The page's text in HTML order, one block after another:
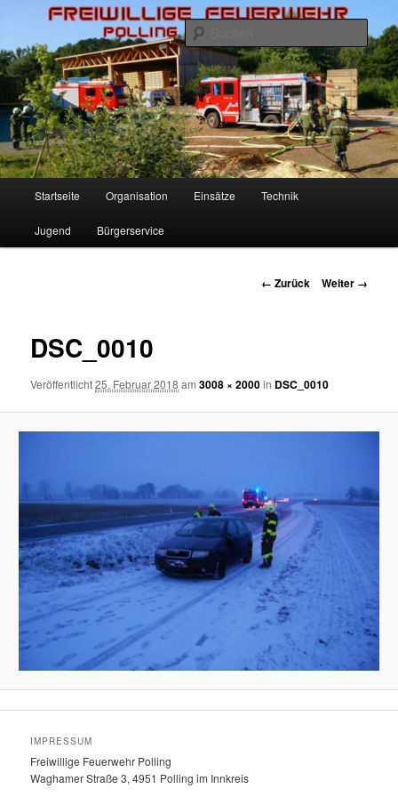
wechseln
Freiwillige Feuerwehr Polling
Startseite Organisation Einsätze Technik
Jugend Bürgerservice
Bilder-
← Zurück Weiter →
DSC_0010
Veröffentlicht25. Februar 2018 am3008 × 2000in DSC_0010
IMPRESSUM
Freiwillige Feuerwehr Polling
Waghamer Straße 3, 4951 Polling im Innkreis